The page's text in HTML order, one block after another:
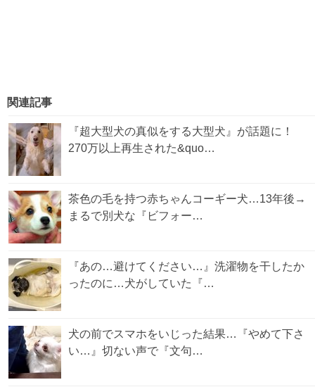
関連記事
『超大型犬の真似をする大型犬』が話題に！
270万以上再生された&quo…
茶色の毛を持つ赤ちゃんコーギー犬…13年後→
まるで別犬な『ビフォー…
『あの…避けてください…』洗濯物を干したか
ったのに…犬がしていた『…
犬の前でスマホをいじった結果…『やめて下さ
い…』切ない声で『文句…